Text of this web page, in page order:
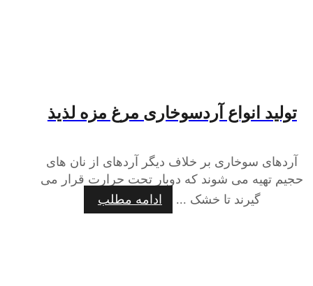
تولید انواع آردسوخاری مرغ مزه لذیذ
آردهای سوخاری بر خلاف دیگر آردهای از نان های
حجیم تهیه می شوند که دوبار تحت حرارت قرار می
گیرند تا خشک ...
ادامه مطلب